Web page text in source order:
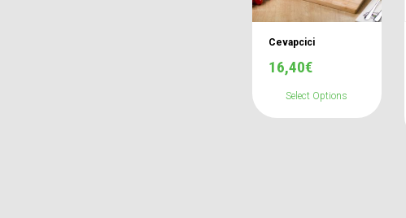
Cevapcici
16,40€
Select Options